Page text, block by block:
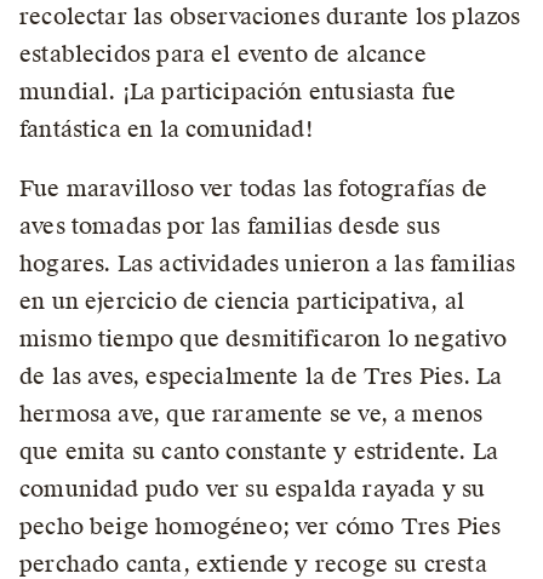
recolectar las observaciones durante los plazos
establecidos para el evento de alcance
mundial. ¡La participación entusiasta fue
fantástica en la comunidad!
Fue maravilloso ver todas las fotografías de
aves tomadas por las familias desde sus
hogares. Las actividades unieron a las familias
en un ejercicio de ciencia participativa, al
mismo tiempo que desmitificaron lo negativo
de las aves, especialmente la de Tres Pies. La
hermosa ave, que raramente se ve, a menos
que emita su canto constante y estridente. La
comunidad pudo ver su espalda rayada y su
pecho beige homogéneo; ver cómo Tres Pies
perchado canta, extiende y recoge su cresta